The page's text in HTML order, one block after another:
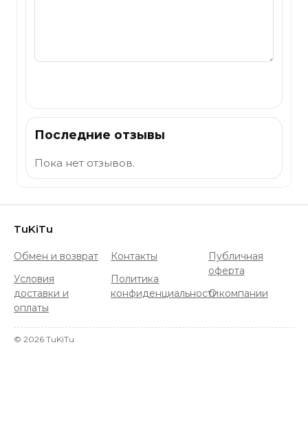
Последние отзывы
Пока нет отзывов.
TuKiTu
Обмен и возврат
Условия
доставки и
оплаты
Контакты
Политика
конфиденциальности
Публичная
оферта
О компании
© 2026 TuKiTu